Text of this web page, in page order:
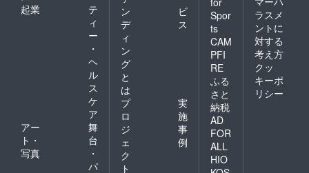
起業
テ
ィ
ー
・
ヘ
ル
ス
ケ
ア
アー
ト・
写真
舞
台
・
パ
ン
デ
ィ
ン
グ
と
は
ビ
ス
プ
ロ
ジ
ェ
ク
ト
実
施
事
例
Spor
ts
CAM
PFI
RE
ふる
さと
納税
AD
FOR
ALL
HIO
ラスメ
ントに
対する
考え方
クッ
キーポ
リシー